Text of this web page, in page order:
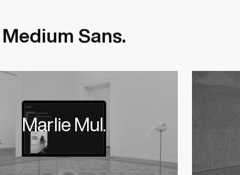
Medium Sans.
Marlie Mul.